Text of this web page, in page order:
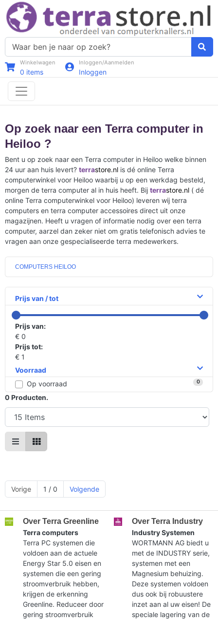
Winkelwagen
0 items
Inloggen/Aanmelden
Inloggen
Op zoek naar een Terra computer in
Heiloo ?
Bent u op zoek naar een Terra computer in Heiloo welke binnen
24 uur aan huis levert? terrastore.nl is dé online Terra
computerwinkel voor Heiloo waarbij u op een werkdag besteld,
morgen de terra computer al in huis heeft. Bij terrastore.nl ( dé
online Terra computerwinkel voor Heiloo) leveren wij terra
computers en terra computer accessoires direct uit onze
magazijnen. Heeft u vragen of informatie nodig over een terra
computer, aarzel dan zeker niet om gratis telefonisch advies te
vragen aan onze gespecialiseerde terra medewerkers.
COMPUTERS HEILOO
Prijs van / tot
Prijs van:
€ 0
Prijs tot:
€ 1
Voorraad
Op voorraad
0
0 Producten.
Vorige 1 / 0 Volgende
Over Terra Greenline
Terra computers
Terra PC systemen die
voldoen aan de actuele
Energy Star 5.0 eisen en
systemen die een gering
stroomverbruik hebben,
krijgen de erkenning
Greenline. Reduceer door
gering stroomverbruik
Over Terra Industry
Industry Systemen
WORTMANN AG biedt u
met de INDUSTRY serie,
systemen met een
Magnesium behuizing.
Deze systemen voldoen
dus ook bij robuustere
inzet aan al uw eisen! De
speciale lagering van de